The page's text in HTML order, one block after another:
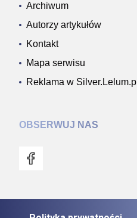
Archiwum
Autorzy artykułów
Kontakt
Mapa serwisu
Reklama w Silver.Lelum.pl
OBSERWUJ NAS